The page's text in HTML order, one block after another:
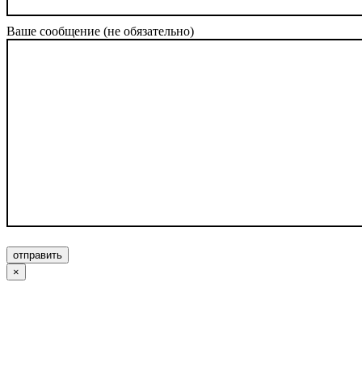
Ваше сообщение (не обязательно)
отправить
×